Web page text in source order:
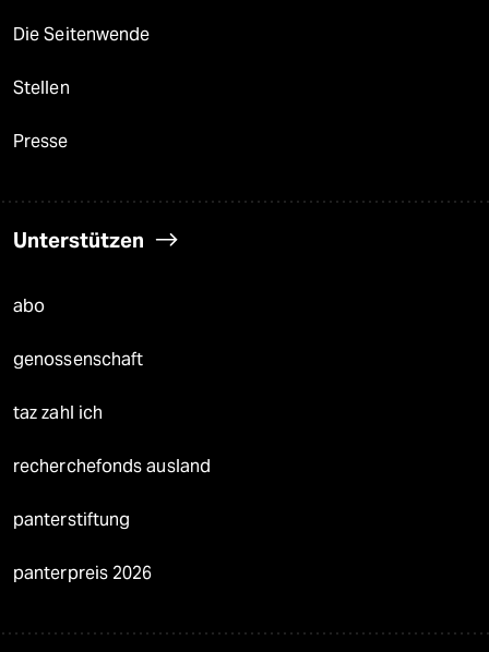
Die Seitenwende
Stellen
Presse
Unterstützen
abo
genossenschaft
taz zahl ich
recherchefonds ausland
panterstiftung
panterpreis 2026